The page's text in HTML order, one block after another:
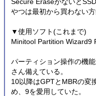
やつは最初から買わない方
▼使用ソフト(これまで)
Minitool Partition Wizard9
パーティション操作の機
さん備えている。
10以降はGPTとMBRの変
め、9を愛用していた。